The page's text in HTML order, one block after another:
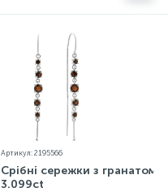
Артикул: 2195566
Срібні сережки з гранатом
3.099ct